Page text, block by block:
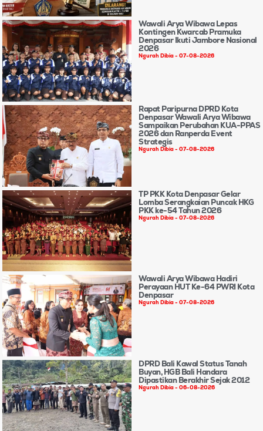
Wawali Arya Wibawa Lepas
Kontingen Kwarcab Pramuka
Denpasar Ikuti Jambore Nasional
2026
Ngurah Dibia 07-08-2026
Rapat Paripurna DPRD Kota
Denpasar Wawali Arya Wibawa
Sampaikan Perubahan KUA-PPAS
2026 dan Ranperda Event
Strategis
Ngurah Dibia 07-08-2026
TP PKK Kota Denpasar Gelar
Lomba Serangkaian Puncak HKG
PKK ke-54 Tahun 2026
Ngurah Dibia 07-08-2026
Wawali Arya Wibawa Hadiri
Perayaan HUT Ke-64 PWRI Kota
Denpasar
Ngurah Dibia 07-08-2026
DPRD Bali Kawal Status Tanah
Buyan, HGB Bali Handara
Dipastikan Berakhir Sejak 2012
Ngurah Dibia 06-08-2026